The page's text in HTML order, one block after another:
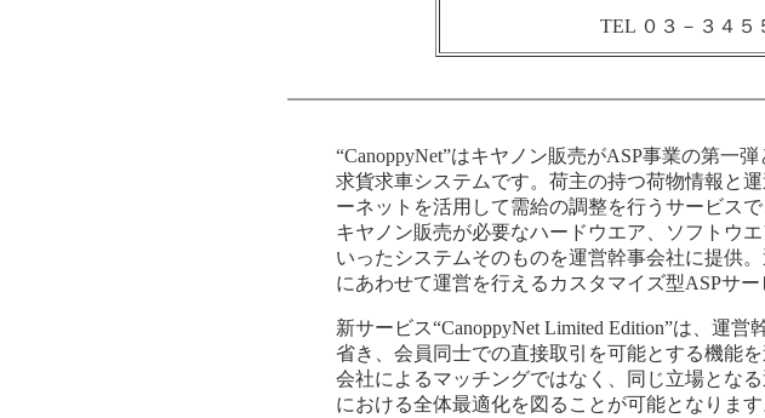
TEL ０３－３４５
“CanoppyNet”はキヤノン販売がASP事業の第一
求貨求車システムです。荷主の持つ荷物情報と
ーネットを活用して需給の調整を行うサービス
キヤノン販売が必要なハードウエア、ソフトウ
いったシステムそのものを運営幹事会社に提供
にあわせて運営を行えるカスタマイズ型ASPサー
新サービス“CanoppyNet Limited Edition”は、運
省き、会員同士での直接取引を可能とする機能
会社によるマッチングではなく、同じ立場とな
における全体最適化を図ることが可能となりま